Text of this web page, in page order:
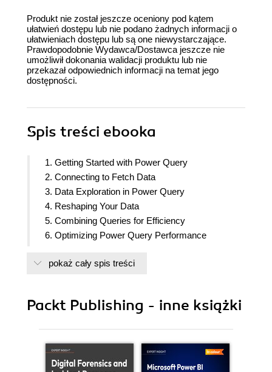
Produkt nie został jeszcze oceniony pod kątem
ułatwień dostępu lub nie podano żadnych informacji o
ułatwieniach dostępu lub są one niewystarczające.
Prawdopodobnie Wydawca/Dostawca jeszcze nie
umożliwił dokonania walidacji produktu lub nie
przekazał odpowiednich informacji na temat jego
dostępności.
Spis treści ebooka
1. Getting Started with Power Query
2. Connecting to Fetch Data
3. Data Exploration in Power Query
4. Reshaping Your Data
5. Combining Queries for Efficiency
6. Optimizing Power Query Performance
8. Adding Value to Your Data
pokaż cały spis treści
Packt Publishing - inne książki